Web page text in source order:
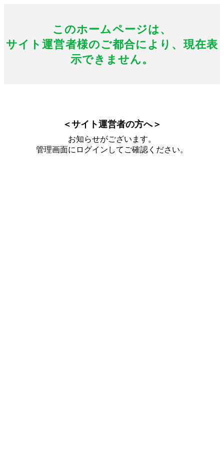
このホームページは、
サイト運営者様のご都合により、現在表
示できません。
＜サイト運営者の方へ＞
お知らせがございます。
管理画面にログインしてご確認ください。